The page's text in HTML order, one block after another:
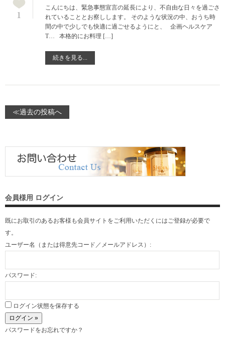
1
こんにちは、緊急事態宣言の延長により、不自由な日々を過ごさ
れていることとお察しします。 そのような状況の中、おうち時
間の中で少しでも快適に過ごせるようにと、 企画ヘルスケア
T… 本格的にお料理 […]
続きを見る...
≪過去の投稿へ
会員様用 ログイン
既にお取引のあるお客様も会員サイトをご利用いただくにはご登録が必要で
す。
ユーザー名（または得意先コード／メールアドレス）:
パスワード:
ログイン状態を保存する
パスワードをお忘れですか？